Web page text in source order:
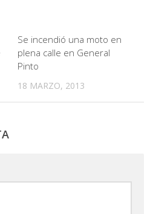
Se incendió una moto en
plena calle en General
Pinto
18 MARZO, 2013